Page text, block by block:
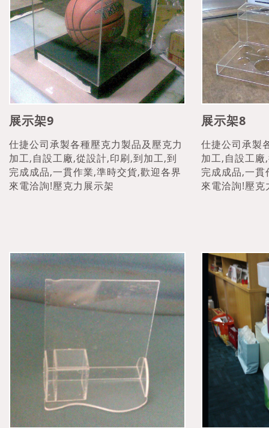
展示架9
仕捷公司承製各種壓克力製品及壓克力
加工,自設工廠,從設計,印刷,到加工,到
完成成品,一貫作業,準時交貨,歡迎各界
來電洽詢!壓克力展示架
展示架8
仕捷公司承製
加工,自設工
完成成品,一
來電洽詢!壓克